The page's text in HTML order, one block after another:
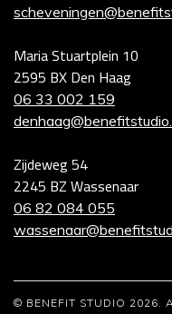
Maria Stuartplein 10
2595 BX Den Haag
06 33 002 159
Zijdeweg 54
2245 BZ Wassenaar
06 82 084 055
© BENEFIT STUDIO 2026.